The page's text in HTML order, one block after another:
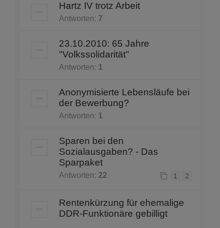
Hartz IV trotz Arbeit
Antworten: 7
23.10.2010: 65 Jahre
"Volkssolidarität"
Antworten: 1
Anonymisierte Lebensläufe bei
der Bewerbung?
Antworten: 1
Sparen bei den
Sozialausgaben? - Das
Sparpaket
Antworten: 22 1 2
Rentenkürzung für ehemalige
DDR-Funktionäre gebilligt